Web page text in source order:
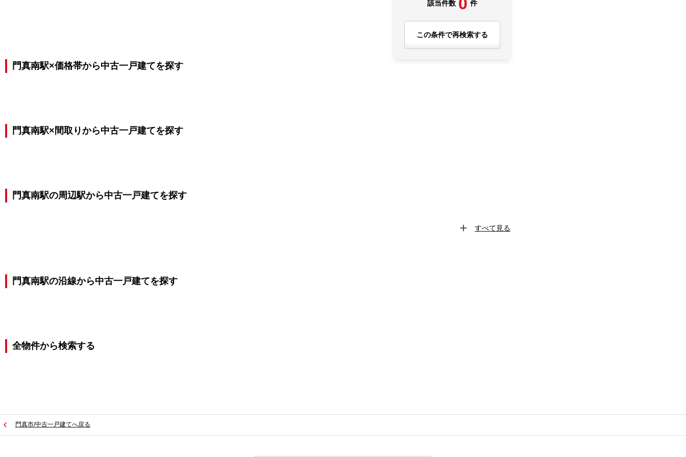
該当件数 件
この条件で再検索する
門真南駅×価格帯から中古一戸建てを探す
門真南駅×間取りから中古一戸建てを探す
門真南駅の周辺駅から中古一戸建てを探す
すべて見る
門真南駅の沿線から中古一戸建てを探す
全物件から検索する
門真市/中古一戸建てへ戻る